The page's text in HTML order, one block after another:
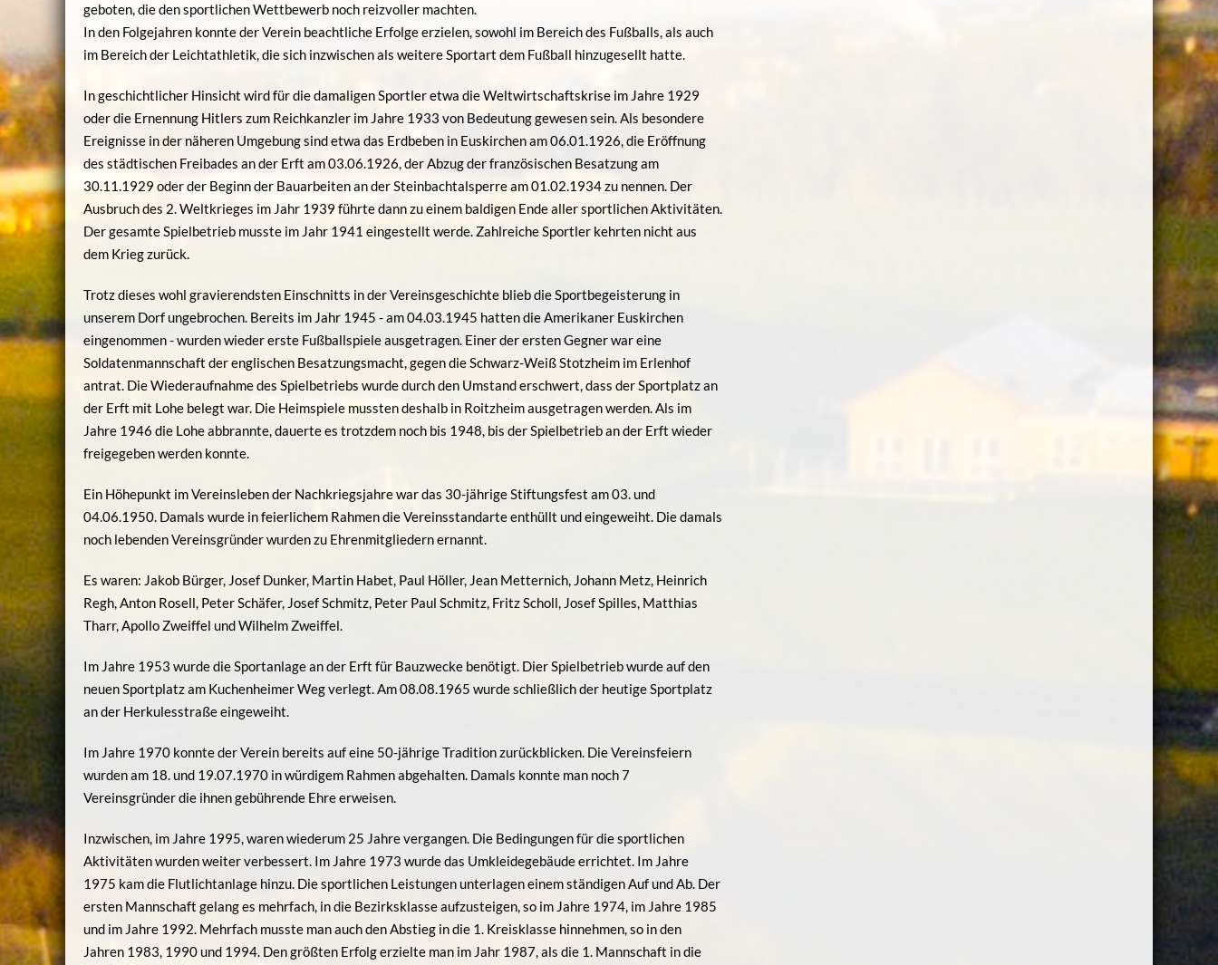
geboten, die den sportlichen Wettbewerb noch reizvoller machten.
In den Folgejahren konnte der Verein beachtliche Erfolge erzielen, sowohl im Bereich des Fußballs, als auch
im Bereich der Leichtathletik, die sich inzwischen als weitere Sportart dem Fußball hinzugesellt hatte.
In geschichtlicher Hinsicht wird für die damaligen Sportler etwa die Weltwirtschaftskrise im Jahre 1929
oder die Ernennung Hitlers zum Reichkanzler im Jahre 1933 von Bedeutung gewesen sein. Als besondere
Ereignisse in der näheren Umgebung sind etwa das Erdbeben in Euskirchen am 06.01.1926, die Eröffnung
des städtischen Freibades an der Erft am 03.06.1926, der Abzug der französischen Besatzung am
30.11.1929 oder der Beginn der Bauarbeiten an der Steinbachtalsperre am 01.02.1934 zu nennen. Der
Ausbruch des 2. Weltkrieges im Jahr 1939 führte dann zu einem baldigen Ende aller sportlichen Aktivitäten.
Der gesamte Spielbetrieb musste im Jahr 1941 eingestellt werde. Zahlreiche Sportler kehrten nicht aus
dem Krieg zurück.
Trotz dieses wohl gravierendsten Einschnitts in der Vereinsgeschichte blieb die Sportbegeisterung in
unserem Dorf ungebrochen. Bereits im Jahr 1945 - am 04.03.1945 hatten die Amerikaner Euskirchen
eingenommen - wurden wieder erste Fußballspiele ausgetragen. Einer der ersten Gegner war eine
Soldatenmannschaft der englischen Besatzungsmacht, gegen die Schwarz-Weiß Stotzheim im Erlenhof
antrat. Die Wiederaufnahme des Spielbetriebs wurde durch den Umstand erschwert, dass der Sportplatz an
der Erft mit Lohe belegt war. Die Heimspiele mussten deshalb in Roitzheim ausgetragen werden. Als im
Jahre 1946 die Lohe abbrannte, dauerte es trotzdem noch bis 1948, bis der Spielbetrieb an der Erft wieder
freigegeben werden konnte.
Ein Höhepunkt im Vereinsleben der Nachkriegsjahre war das 30-jährige Stiftungsfest am 03. und
04.06.1950. Damals wurde in feierlichem Rahmen die Vereinsstandarte enthüllt und eingeweiht. Die damals
noch lebenden Vereinsgründer wurden zu Ehrenmitgliedern ernannt.
Es waren: Jakob Bürger, Josef Dunker, Martin Habet, Paul Höller, Jean Metternich, Johann Metz, Heinrich
Regh, Anton Rosell, Peter Schäfer, Josef Schmitz, Peter Paul Schmitz, Fritz Scholl, Josef Spilles, Matthias
Tharr, Apollo Zweiffel und Wilhelm Zweiffel.
Im Jahre 1953 wurde die Sportanlage an der Erft für Bauzwecke benötigt. Dier Spielbetrieb wurde auf den
neuen Sportplatz am Kuchenheimer Weg verlegt. Am 08.08.1965 wurde schließlich der heutige Sportplatz
an der Herkulesstraße eingeweiht.
Im Jahre 1970 konnte der Verein bereits auf eine 50-jährige Tradition zurückblicken. Die Vereinsfeiern
wurden am 18. und 19.07.1970 in würdigem Rahmen abgehalten. Damals konnte man noch 7
Vereinsgründer die ihnen gebührende Ehre erweisen.
Inzwischen, im Jahre 1995, waren wiederum 25 Jahre vergangen. Die Bedingungen für die sportlichen
Aktivitäten wurden weiter verbessert. Im Jahre 1973 wurde das Umkleidegebäude errichtet. Im Jahre
1975 kam die Flutlichtanlage hinzu. Die sportlichen Leistungen unterlagen einem ständigen Auf und Ab. Der
ersten Mannschaft gelang es mehrfach, in die Bezirksklasse aufzusteigen, so im Jahre 1974, im Jahre 1985
und im Jahre 1992. Mehrfach musste man auch den Abstieg in die 1. Kreisklasse hinnehmen, so in den
Jahren 1983, 1990 und 1994. Den größten Erfolg erzielte man im Jahr 1987, als die 1. Mannschaft in die